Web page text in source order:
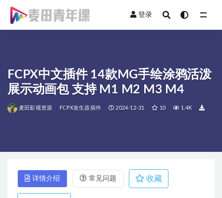
登录
FCPX中文插件 14款MG手绘涂鸦活泼
展示动画包 支持 M1 M2 M3 M4
麦田影视资源 FCPX发生器插件 2024-12-31 10 1.4K
详情介绍 常见问题 收藏